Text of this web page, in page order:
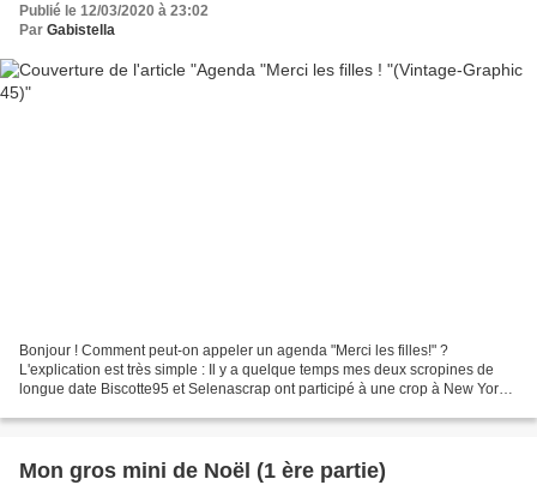
Publié le 12/03/2020 à 23:02
Par Gabistella
Bonjour ! Comment peut-on appeler un agenda "Merci les filles!" ?
L'explication est très simple : Il y a quelque temps mes deux scropines de
longue date Biscotte95 et Selenascrap ont participé à une crop à New York.
Mon gros mini de Noël (1 ère partie)